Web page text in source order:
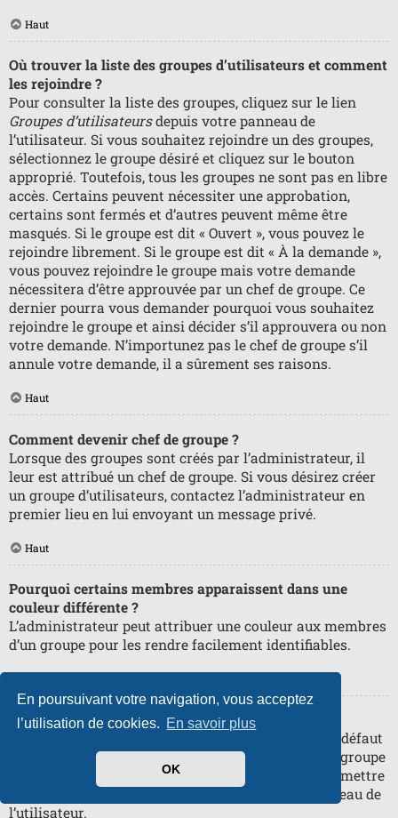
En poursuivant votre navigation, vous acceptez
l’utilisation de cookies. En savoir plus
OK
Haut
Où trouver la liste des groupes d’utilisateurs et comment
les rejoindre ?
Pour consulter la liste des groupes, cliquez sur le lien
Groupes d’utilisateursdepuis votre panneau de
l’utilisateur. Si vous souhaitez rejoindre un des groupes,
sélectionnez le groupe désiré et cliquez sur le bouton
approprié. Toutefois, tous les groupes ne sont pas en libre
accès. Certains peuvent nécessiter une approbation,
certains sont fermés et d’autres peuvent même être
masqués. Si le groupe est dit « Ouvert », vous pouvez le
rejoindre librement. Si le groupe est dit « À la demande »,
vous pouvez rejoindre le groupe mais votre demande
nécessitera d’être approuvée par un chef de groupe. Ce
dernier pourra vous demander pourquoi vous souhaitez
rejoindre le groupe et ainsi décider s’il approuvera ou non
votre demande. N’importunez pas le chef de groupe s’il
annule votre demande, il a sûrement ses raisons.
Haut
Comment devenir chef de groupe ?
Lorsque des groupes sont créés par l’administrateur, il
leur est attribué un chef de groupe. Si vous désirez créer
un groupe d’utilisateurs, contactez l’administrateur en
premier lieu en lui envoyant un message privé.
Haut
Pourquoi certains membres apparaissent dans une
couleur différente ?
L’administrateur peut attribuer une couleur aux membres
d’un groupe pour les rendre facilement identifiables.
Qu’est-ce qu’un « Groupe par défaut » ?
Si vous êtes membre de plus d’un groupe, celui par défaut
est utilisé pour déterminer le rang et la couleur de groupe
affichés par défaut. L’administrateur peut vous permettre
de changer votre groupe par défaut via votre panneau de
l’utilisateur.